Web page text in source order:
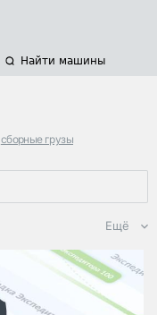
Найти машины
сборные грузы
Ещё